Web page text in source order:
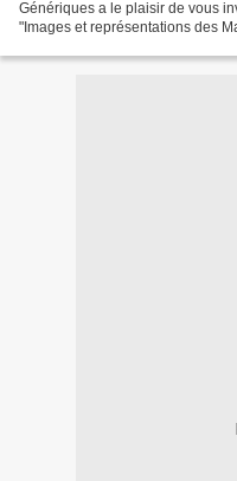
Génériques a le plaisir de vous
"Images et représentations des